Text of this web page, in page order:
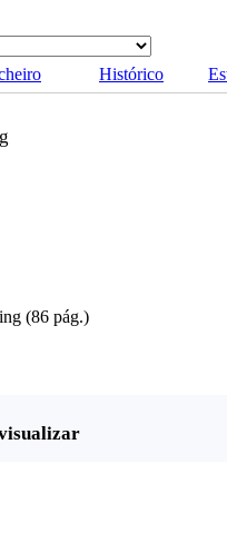
Histórico
(86 pág.)